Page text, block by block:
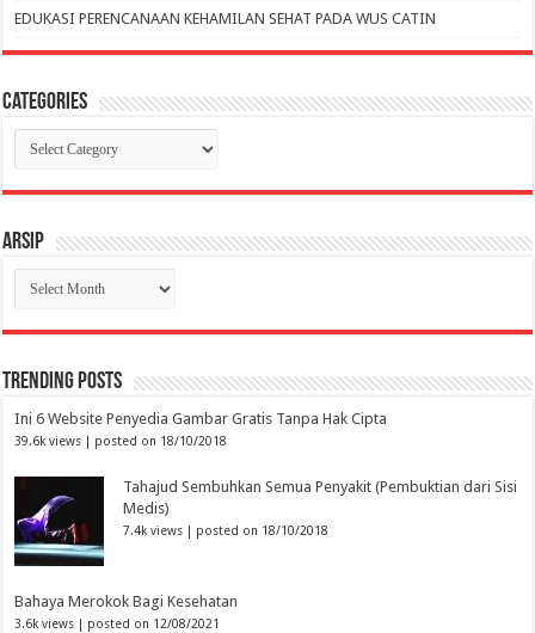
EDUKASI PERENCANAAN KEHAMILAN SEHAT PADA WUS CATIN
Categories
Categories
Arsip
Arsip
Trending Posts
Ini 6 Website Penyedia Gambar Gratis Tanpa Hak Cipta
39.6k views posted on 18/10/2018
Tahajud Sembuhkan Semua Penyakit (Pembuktian dari Sisi
Medis)
7.4k views posted on 18/10/2018
Bahaya Merokok Bagi Kesehatan
3.6k views posted on 12/08/2021